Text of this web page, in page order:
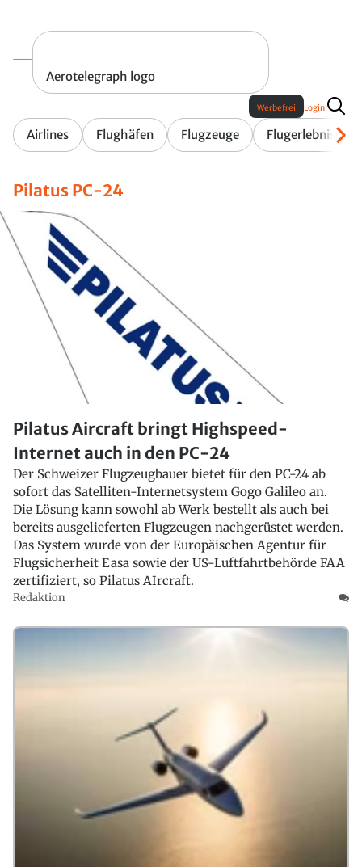
Aerotelegraph logo
Airlines Flughäfen Flugzeuge Flugerlebnis
Werbefrei Login
Pilatus PC-24
Pilatus Aircraft bringt Highspeed-
Internet auch in den PC-24
Der Schweizer Flugzeugbauer bietet für den PC-24 ab
sofort das Satelliten-Internetsystem Gogo Galileo an.
Die Lösung kann sowohl ab Werk bestellt als auch bei
bereits ausgelieferten Flugzeugen nachgerüstet werden.
Das System wurde von der Europäischen Agentur für
Flugsicherheit Easa sowie der US-Luftfahrtbehörde FAA
zertifiziert, so Pilatus AIrcraft.
Redaktion